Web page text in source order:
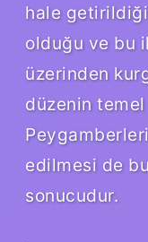
hale
olduğu ve bu
üzerinden
düzenin temel
edilmesi de
sonucudur.